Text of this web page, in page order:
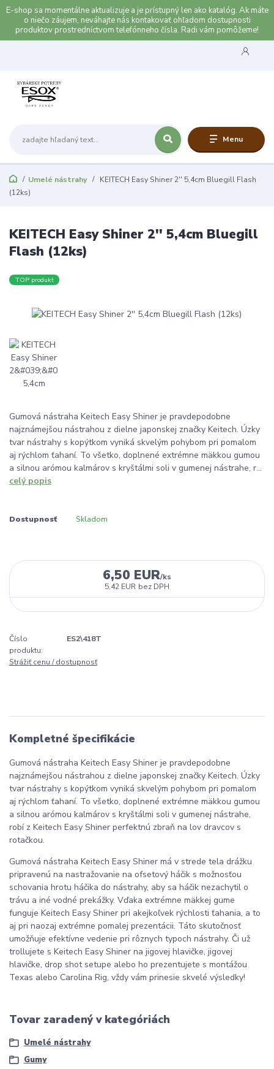
E-shop sa momentálne aktualizuje a je prístupný len ako katalóg. Ak máte
o niečo záujem, neváhajte nás kontakovať ohľadom dostupnosti
produktov prostredníctvom telefónneho čísla. Radi vám pomôžeme!
Menu
Umelé nástrahy
KEITECH Easy Shiner 2'' 5,4cm Bluegill Flash
(12ks)
KEITECH Easy Shiner 2'' 5,4cm Bluegill
Flash (12ks)
TOP produkt
Gumová nástraha Keitech Easy Shiner je pravdepodobne
najznámejšou nástrahou z dielne japonskej značky Keitech. Úzky
tvar nástrahy s kopýtkom vyniká skvelým pohybom pri pomalom
aj rýchlom ťahaní. To všetko, doplnené extrémne mäkkou gumou
a silnou arómou kalmárov s kryštálmi soli v gumenej nástrahe, r...
celý popis
Dostupnosť Skladom
6,50 EUR/ks
5,42 EUR bez DPH
Číslo
produktu:
ES2\418T
Strážiť cenu / dostupnosť
Kompletné špecifikácie
Gumová nástraha Keitech Easy Shiner je pravdepodobne
najznámejšou nástrahou z dielne japonskej značky Keitech. Úzky
tvar nástrahy s kopýtkom vyniká skvelým pohybom pri pomalom
aj rýchlom ťahaní. To všetko, doplnené extrémne mäkkou gumou
a silnou arómou kalmárov s kryštálmi soli v gumenej nástrahe,
robí z Keitech Easy Shiner perfektnú zbraň na lov dravcov s
rotačkou.
Gumová nástraha Keitech Easy Shiner má v strede tela drážku
pripravenú na nastražovanie na ofsetový háčik s možnosťou
schovania hrotu háčika do nástrahy, aby sa háčik nezachytil o
trávu a iné vodné prekážky. Vďaka extrémne mäkkej gume
funguje Keitech Easy Shiner pri akejkoľvek rýchlosti ťahania, a to
aj pri naozaj extrémne pomalej prezentácii. Táto skutočnosť
umožňuje efektívne vedenie pri rôznych typoch nástrahy. Či už
trollujete s Keitech Easy Shiner na jigovej hlavičke, jigovej
hlavičke, drop shot setupe alebo ho prezentujete s montážou
Texas alebo Carolina Rig, vždy vám prinesie skvelé výsledky!
Tovar zaradený v kategóriách
Umelé nástrahy
Gumy